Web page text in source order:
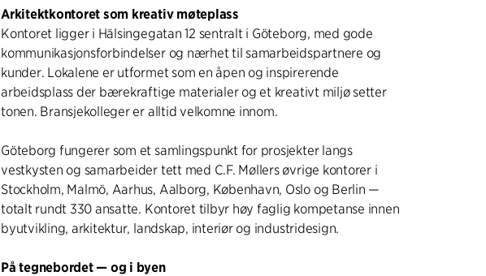
Arkitektkontoret som kreativ møteplass
Kontoret ligger i Hälsingegatan 12 sentralt i Göteborg, med gode
kommunikasjonsforbindelser og nærhet til samarbeidspartnere og
kunder. Lokalene er utformet som en åpen og inspirerende
arbeidsplass der bærekraftige materialer og et kreativt miljø setter
tonen. Bransjekolleger er alltid velkomne innom.
Göteborg fungerer som et samlingspunkt for prosjekter langs
vestkysten og samarbeider tett med C.F. Møllers øvrige kontorer i
Stockholm, Malmö, Aarhus, Aalborg, København, Oslo og Berlin —
totalt rundt 330 ansatte. Kontoret tilbyr høy faglig kompetanse innen
byutvikling, arkitektur, landskap, interiør og industridesign.
På tegnebordet — og i byen